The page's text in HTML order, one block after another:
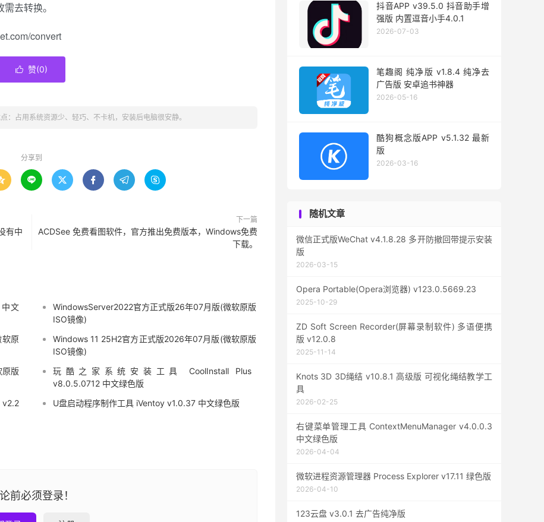
去转换。
convert
 赞(0)
：占用系统资源少、轻巧、不卡机，安装后电脑很安静。
分享到
    
有中
下一篇
ACDSee 免费看图软件，官方推出免费版本，Windows免费
下载。
文
WindowsServer2022官方正式版26年07月版(微软原版
ISO镜像)
原
Windows 11 25H2官方正式版2026年07月版(微软原版
ISO镜像)
版
玩酷之家系统安装工具 CoolInstall Plus
v8.0.5.0712 中文绿色版
U盘启动程序制作工具 iVentoy v1.0.37 中文绿色版
前必须登录！
抖音APP v39.5.0 抖音助手增
强版 内置逗音小手4.0.1
2026-07-03
笔趣阁 纯净版 v1.8.4 纯净去
广告版 安卓追书神器
2026-05-16
酷狗概念版APP v5.1.32 最新
版
2026-03-16
随机文章
微信正式版WeChat v4.1.8.28 多开防撤回带提示安装
版
2026-03-15
Opera Portable(Opera浏览器) v123.0.5669.23
2025-10-29
ZD Soft Screen Recorder(屏幕录制软件) 多语便携
版 v12.0.8
2025-11-14
Knots 3D 3D绳结 v10.8.1 高级版 可视化绳结教学工
具
2026-02-25
右键菜单管理工具 ContextMenuManager v4.0.0.3
中文绿色版
2026-04-04
微软进程资源管理器 Process Explorer v17.11 绿色版
2026-04-10
123云盘 v3.0.1 去广告纯净版